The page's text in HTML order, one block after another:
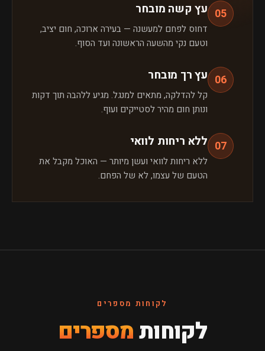
05 עץ קשה מובחר
דחוס לפחם למעשנה — בעירה ארוכה, חום יציב,
וטעם נקי מהשעה הראשונה ועד הסוף.
06 עץ רך מובחר
קל להדלקה, מתאים למנגל. מגיע ללהבה תוך דקות
ונותן חום מהיר לסטייקים ועוף.
07 ללא ריחות לוואי
ללא ריחות לוואי ועשן מיותר — האוכל מקבל את
הטעם של עצמו, לא של הפחם.
לקוחות מספרים
לקוחותמספרים